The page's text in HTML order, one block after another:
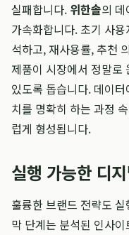
실패합니다. 위한솔의
가속화합니다. 초기 사
석하고, 재사용률, 추천
제품이 시장에서 정말로
있도록 돕습니다. 데이
치를 명확히 하는 과정
럽게 형성됩니다.
실행 가능한 디
훌륭한 브랜드 전략도
막 단계는 분석된 인사